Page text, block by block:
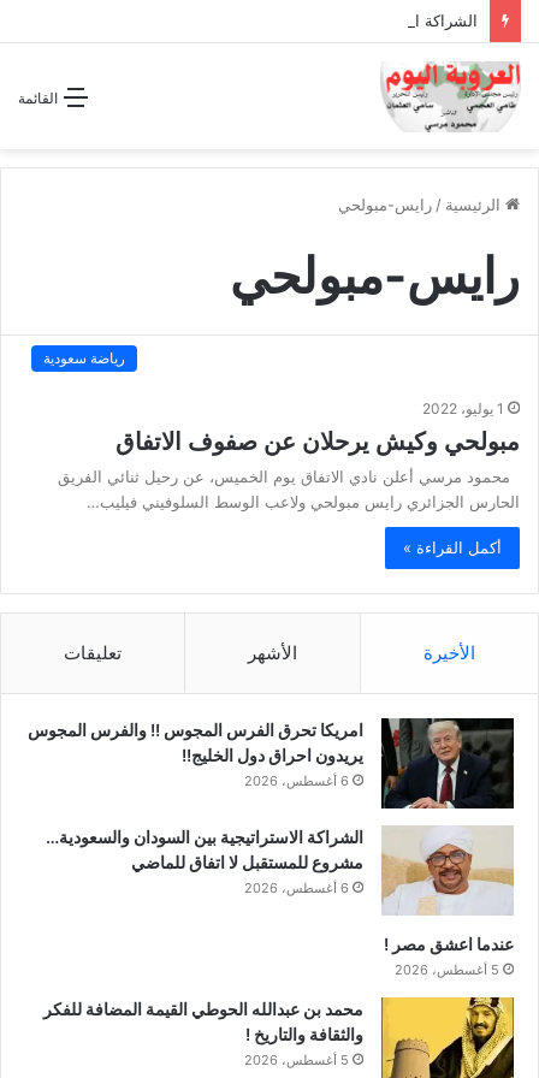
القائمة
الرئيسية / رايس-مبولحي
رايس-مبولحي
رياضة سعودية
1 يوليو، 2022
مبولحي وكيش يرحلان عن صفوف الاتفاق
محمود مرسي أعلن نادي الاتفاق يوم الخميس، عن رحيل ثنائي الفريق
الحارس الجزائري رايس مبولحي ولاعب الوسط السلوفيني فيليب…
أكمل القراءة »
الأخيرة الأشهر تعليقات
امريكا تحرق الفرس المجوس !! والفرس المجوس
يريدون احراق دول الخليج!!
6 أغسطس، 2026
الشراكة الاستراتيجية بين السودان والسعودية…
مشروع للمستقبل لا اتفاق للماضي
6 أغسطس، 2026
عندما اعشق مصر !
5 أغسطس، 2026
محمد بن عبدالله الحوطي القيمة المضافة للفكر
والثقافة والتاريخ !
5 أغسطس، 2026